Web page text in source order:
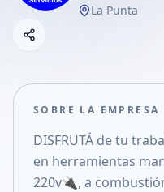
La Punta
Compartir empresa
Compartir en X
SOBRE LA EMPRESA
DISFRUTÁ de tu
en herramientas
220v🔌, a